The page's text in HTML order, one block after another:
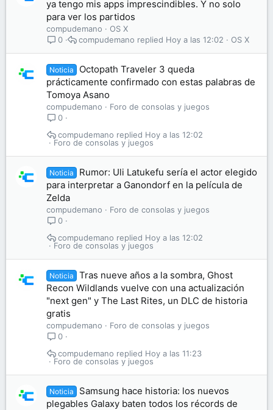
ya tengo mis apps imprescindibles. Y no solo
para ver los partidos
compudemano
OS X
0
OS X
Hoy a las 12:02
compudemano
Noticia
Octopath Traveler 3 queda
prácticamente confirmado con estas palabras de
Tomoya Asano
compudemano
Foro de consolas y juegos
0
Foro de consolas y juegos
Hoy a las 12:02
compudemano
Noticia
Rumor: Uli Latukefu sería el actor elegido
para interpretar a Ganondorf en la película de
Zelda
compudemano
Foro de consolas y juegos
0
Foro de consolas y juegos
Hoy a las 12:02
compudemano
Noticia
Tras nueve años a la sombra, Ghost
Recon Wildlands vuelve con una actualización
"next gen" y The Last Rites, un DLC de historia
gratis
compudemano
Foro de consolas y juegos
0
Foro de consolas y juegos
Hoy a las 11:23
compudemano
Noticia
Samsung hace historia: los nuevos
plegables Galaxy baten todos los récords de